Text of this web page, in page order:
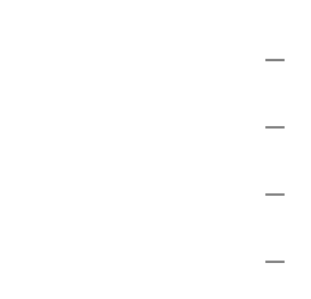
—
—
—
—